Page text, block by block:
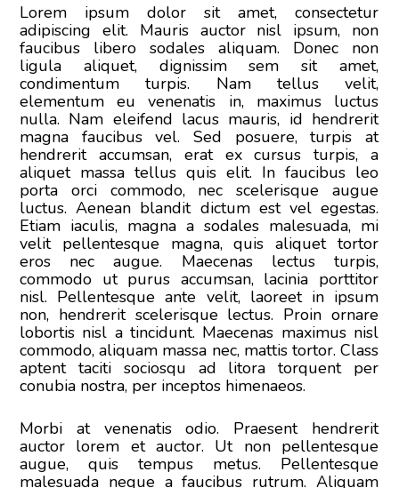
Lorem ipsum dolor sit amet, consectetur
adipiscing elit. Mauris auctor nisl ipsum, non
faucibus libero sodales aliquam. Donec non
ligula aliquet, dignissim sem sit amet,
condimentum turpis. Nam tellus velit,
elementum eu venenatis in, maximus luctus
nulla. Nam eleifend lacus mauris, id hendrerit
magna faucibus vel. Sed posuere, turpis at
hendrerit accumsan, erat ex cursus turpis, a
aliquet massa tellus quis elit. In faucibus leo
porta orci commodo, nec scelerisque augue
luctus. Aenean blandit dictum est vel egestas.
Etiam iaculis, magna a sodales malesuada, mi
velit pellentesque magna, quis aliquet tortor
eros nec augue. Maecenas lectus turpis,
commodo ut purus accumsan, lacinia porttitor
nisl. Pellentesque ante velit, laoreet in ipsum
non, hendrerit scelerisque lectus. Proin ornare
lobortis nisl a tincidunt. Maecenas maximus nisl
commodo, aliquam massa nec, mattis tortor. Class
aptent taciti sociosqu ad litora torquent per
conubia nostra, per inceptos himenaeos.
Morbi at venenatis odio. Praesent hendrerit
auctor lorem et auctor. Ut non pellentesque
augue, quis tempus metus. Pellentesque
malesuada neque a faucibus rutrum. Aliquam